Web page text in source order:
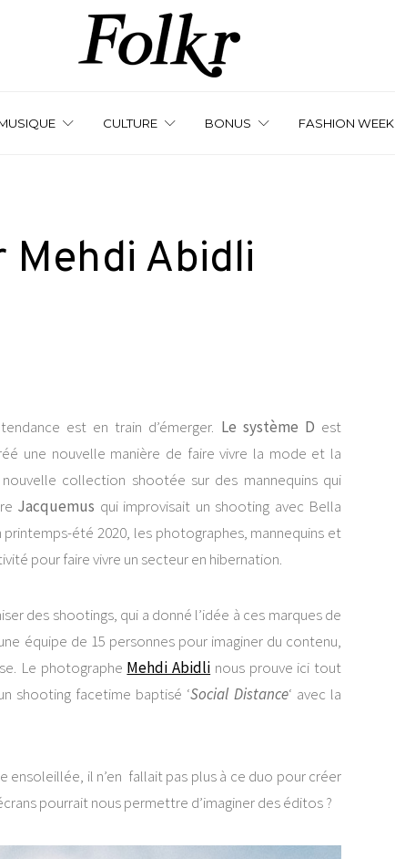
CULTURE BONUS FASHION WEEK
Mehdi Abidli
est en train d’émerger. Le système D est
une nouvelle manière de faire vivre la mode et la
collection shootée sur des mannequins qui
Jacquemus qui improvisait un shooting avec Bella
printemps-été 2020, les photographes, mannequins et
pour faire vivre un secteur en hibernation.
des shootings, qui a donné l’idée à ces marques de
équipe de 15 personnes pour imaginer du contenu,
Le photographe Mehdi Abidli nous prouve ici tout
shooting facetime baptisé ‘Social Distance‘ avec la
ensoleillée, il n’en fallait pas plus à ce duo pour créer
pourrait nous permettre d’imaginer des éditos ?